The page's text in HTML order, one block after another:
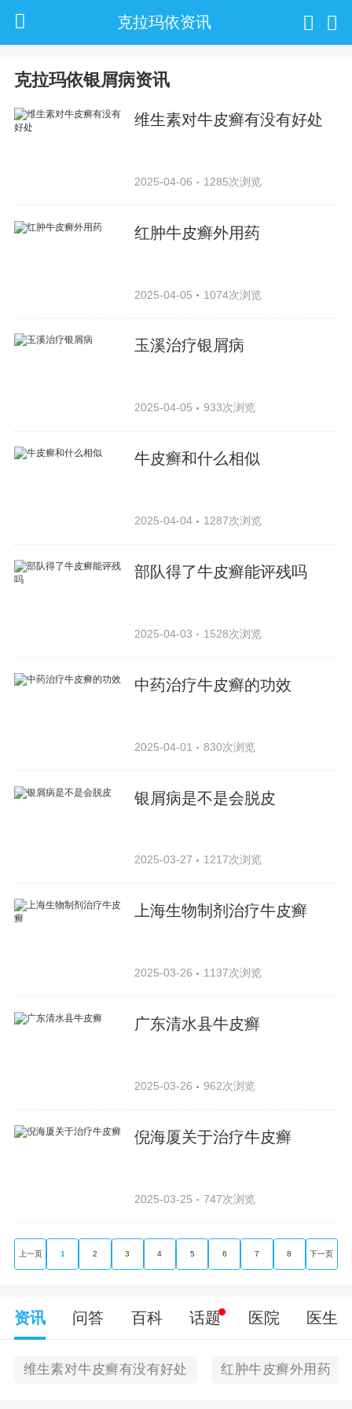
克拉玛依资讯
克拉玛依银屑病资讯
维生素对牛皮癣有没有好处
2025-04-06 1285次浏览
红肿牛皮癣外用药
2025-04-05 1074次浏览
玉溪治疗银屑病
2025-04-05 933次浏览
牛皮癣和什么相似
2025-04-04 1287次浏览
部队得了牛皮癣能评残吗
2025-04-03 1528次浏览
中药治疗牛皮癣的功效
2025-04-01 830次浏览
银屑病是不是会脱皮
2025-03-27 1217次浏览
上海生物制剂治疗牛皮癣
2025-03-26 1137次浏览
广东清水县牛皮癣
2025-03-26 962次浏览
倪海厦关于治疗牛皮癣
2025-03-25 747次浏览
上一页 1 2 3 4 5 6 7 8 下一页
资讯 问答 百科 话题 医院 医生
维生素对牛皮癣有没有好处 红肿牛皮癣外用药